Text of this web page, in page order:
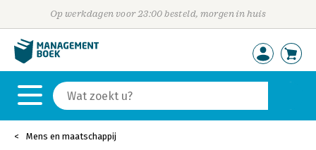
Op werkdagen voor 23:00 besteld, morgen in huis
Mens en maatschappij